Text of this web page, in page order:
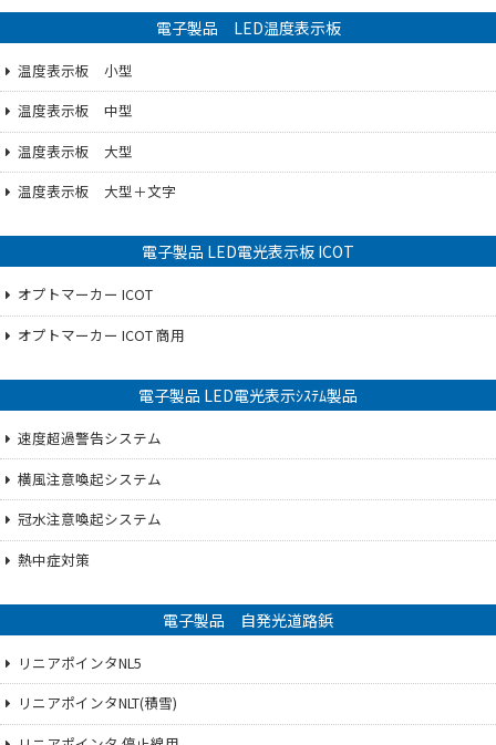
電子製品 LED温度表示板
温度表示板 小型
温度表示板 中型
温度表示板 大型
温度表示板 大型＋文字
電子製品 LED電光表示板 ICOT
オプトマーカー ICOT
オプトマーカー ICOT 商用
電子製品 LED電光表示ｼｽﾃﾑ製品
速度超過警告システム
横風注意喚起システム
冠水注意喚起システム
熱中症対策
電子製品 自発光道路鋲
リニアポインタNL5
リニアポインタNLT(積雪)